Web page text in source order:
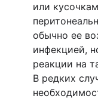
или
обычно ее
инфекцией,
реакции на
В редких